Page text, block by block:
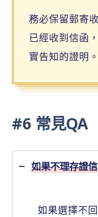
務必保留郵寄
已經收到信函
實告知的證明。
#6 常見QA
如果不理存證
如果選擇不